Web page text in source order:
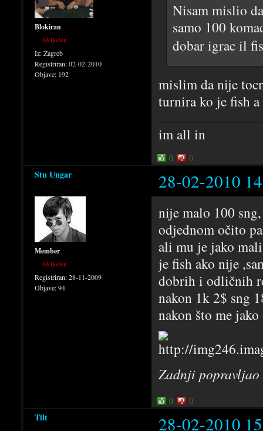
Blokiran
Isključen
Iz:Zagreb
Registriran:02-02-2010
Objave: 192
Nisam mislio
samo 100
dobar igrac il
mislim da nije
turnira ko je fish
im all in
0 0
Stu Ungar 28-02-2010
Member
Isključen
Registriran:28-11-2009
Objave:94
nije malo 100
odjednom očito
ali mu je jako
je fish ako nije
dobrih i odličnih
nakon 1k 2$ sng
nakon što me
Zadnji
0 0
Tilt 28-02-2010